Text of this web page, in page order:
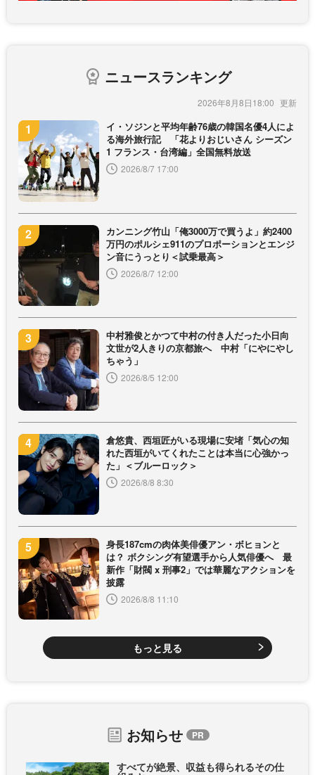
ニュースランキング
2026年8月8日18:00
イ・ソジンと平均年齢76歳の韓国名優4人によ
る海外旅行記 「花よりおじいさん シーズン
1 フランス・台湾編」全国無料放送
2026/8/7 17:00
カンニング竹山「俺3000万で買うよ」約2400
万円のポルシェ911のプロポーションとエンジ
ン音にうっとり＜試乗最高＞
2026/8/7 12:00
中村雅俊とかつて中村の付き人だった小日向
文世が2人きりの京都旅へ 中村「にやにやし
ちゃう」
2026/8/5 12:00
倉悠貴、西垣匠がいる現場に安堵「気心の知
れた西垣がいてくれたことは本当に心強かっ
た」＜ブルーロック＞
2026/8/8 8:30
身長187cmの肉体美俳優アン・ボヒョンと
は？ ボクシング有望選手から人気俳優へ 最
新作「財閥 x 刑事2」では華麗なアクションを
披露
2026/8/8 11:10
もっと見る
お知らせ
すべてが絶景、収益も得られるその仕